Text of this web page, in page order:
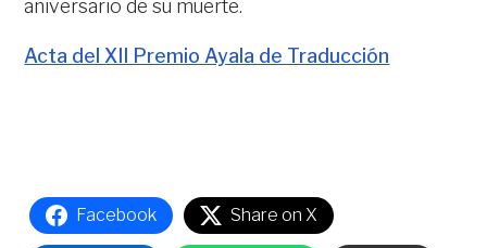
aniversario de su muerte.
Acta del XII Premio Ayala de Traducción
Facebook Share on X